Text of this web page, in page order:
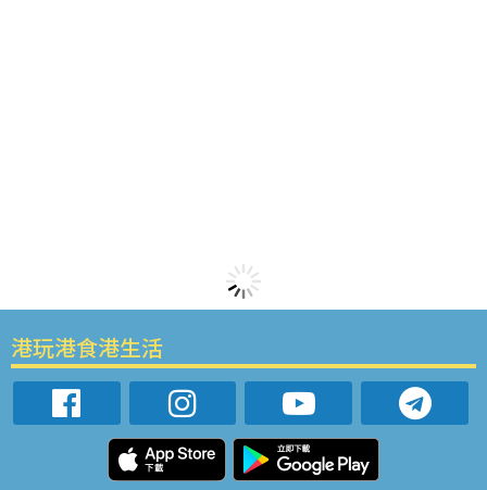
港玩港食港生活